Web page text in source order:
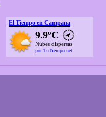
El Tiempo en Campana
9.9ºC
Nubes dispersas
por TuTiempo.net